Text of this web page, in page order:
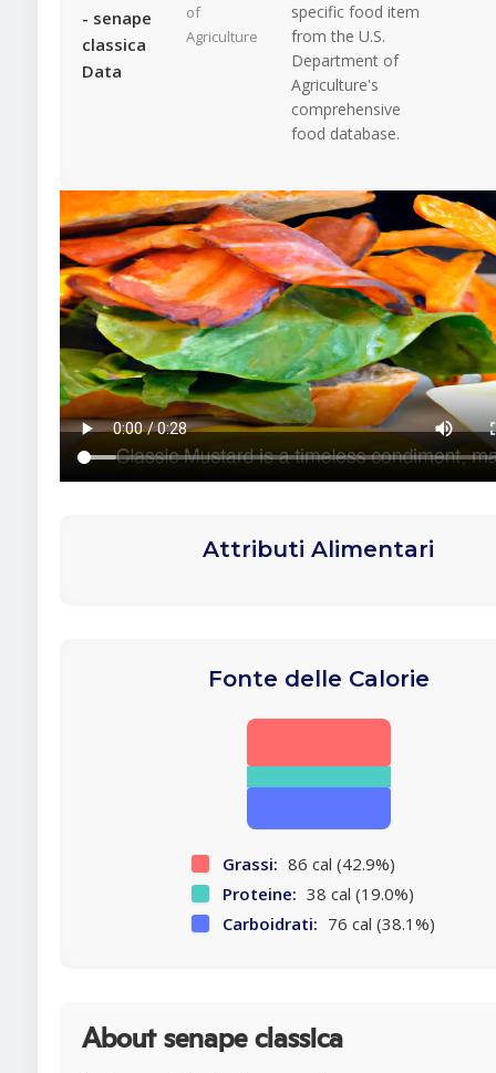
- senape
classica
Data
of
Agriculture
specific food item
from the U.S.
Department of
Agriculture's
comprehensive
food database.
Attributi Alimentari
Fonte delle Calorie
Grassi: 86 cal (42.9%)
Proteine: 38 cal (19.0%)
Carboidrati: 76 cal (38.1%)
About senape classica